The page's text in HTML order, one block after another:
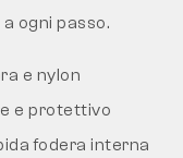
ogni passo.
e nylon
e protettivo
fodera interna